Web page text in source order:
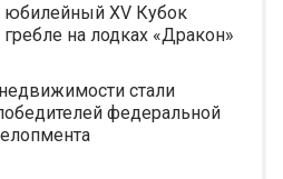
юбилейный XV Кубок
на лодках «Дракон»
стали
федеральной